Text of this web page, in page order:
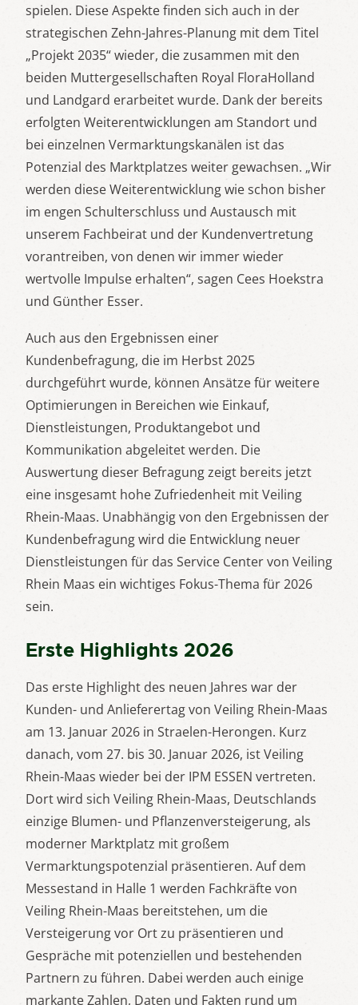
spielen. Diese Aspekte finden sich auch in der
strategischen Zehn-Jahres-Planung mit dem Titel
„Projekt 2035“ wieder, die zusammen mit den
beiden Muttergesellschaften Royal FloraHolland
und Landgard erarbeitet wurde. Dank der bereits
erfolgten Weiterentwicklungen am Standort und
bei einzelnen Vermarktungskanälen ist das
Potenzial des Marktplatzes weiter gewachsen. „Wir
werden diese Weiterentwicklung wie schon bisher
im engen Schulterschluss und Austausch mit
unserem Fachbeirat und der Kundenvertretung
vorantreiben, von denen wir immer wieder
wertvolle Impulse erhalten“, sagen Cees Hoekstra
und Günther Esser.
Auch aus den Ergebnissen einer
Kundenbefragung, die im Herbst 2025
durchgeführt wurde, können Ansätze für weitere
Optimierungen in Bereichen wie Einkauf,
Dienstleistungen, Produktangebot und
Kommunikation abgeleitet werden. Die
Auswertung dieser Befragung zeigt bereits jetzt
eine insgesamt hohe Zufriedenheit mit Veiling
Rhein-Maas. Unabhängig von den Ergebnissen der
Kundenbefragung wird die Entwicklung neuer
Dienstleistungen für das Service Center von Veiling
Rhein Maas ein wichtiges Fokus-Thema für 2026
sein.
Erste Highlights 2026
Das erste Highlight des neuen Jahres war der
Kunden- und Anlieferertag von Veiling Rhein-Maas
am 13. Januar 2026 in Straelen-Herongen. Kurz
danach, vom 27. bis 30. Januar 2026, ist Veiling
Rhein-Maas wieder bei der IPM ESSEN vertreten.
Dort wird sich Veiling Rhein-Maas, Deutschlands
einzige Blumen- und Pflanzenversteigerung, als
moderner Marktplatz mit großem
Vermarktungspotenzial präsentieren. Auf dem
Messestand in Halle 1 werden Fachkräfte von
Veiling Rhein-Maas bereitstehen, um die
Versteigerung vor Ort zu präsentieren und
Gespräche mit potenziellen und bestehenden
Partnern zu führen. Dabei werden auch einige
markante Zahlen, Daten und Fakten rund um